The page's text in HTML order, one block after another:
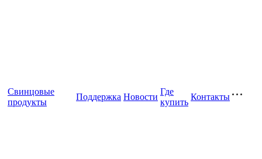
Свинцовые
продукты
Поддержка Новости
Где
купить
Контакты